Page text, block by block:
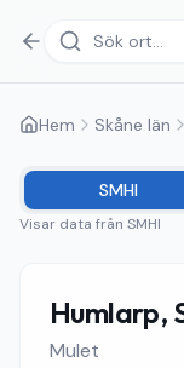
Hem Skåne län
SMHI
Visar data från SMHI
Humlarp,
Mulet